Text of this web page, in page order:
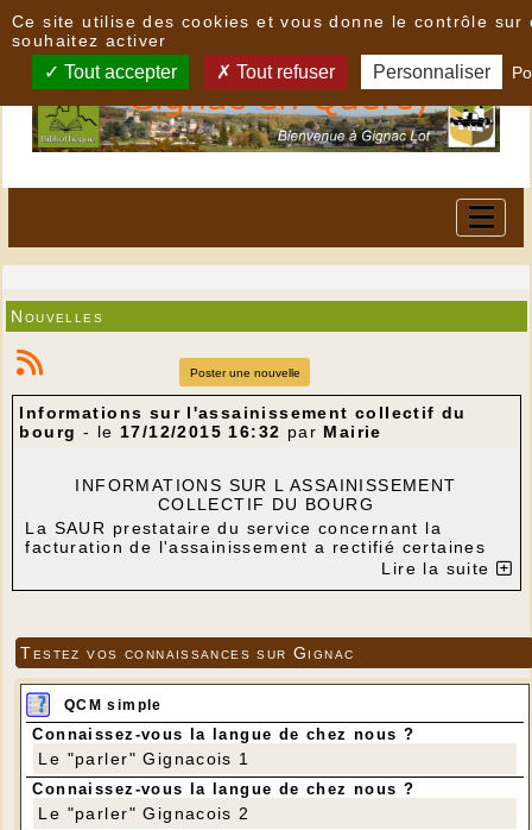
Nouvelles
Poster une nouvelle
Informations sur l'assainissement collectif du
bourg - le 17/12/2015 16:32 par Mairie
INFORMATIONS SUR L ASSAINISSEMENT
COLLECTIF DU BOURG
La SAUR prestataire du service concernant la
facturation de l'assainissement a rectifié certaines
-la facturation du 1er semestre dû a été décalée en
-l'échéancier sera sans frais (annulation des 15€)
-un courrier a été envoyé aux abonnés
-si incompréhension ou difficultés particulières d'un
abonné, contacter individuellement la mairie qui
avertira la SAUR.
Les élus réfléchissent en collaboration avec le
comptable public pour trouver éventuellement des
solutions pour baisser les prix des eaux vannes et
usées rejetées dans le réseau de l'assainissement
et de l'abonnement.
Lire la suite
Testez vos connaissances sur Gignac
QCM simple
Connaissez-vous la langue de chez nous ?
Le "parler" Gignacois 1
Connaissez-vous la langue de chez nous ?
Le "parler" Gignacois 2
Ce site utilise des cookies et vous donne le contrôle sur
souhaitez activer
Tout accepter Tout refuser Personnaliser